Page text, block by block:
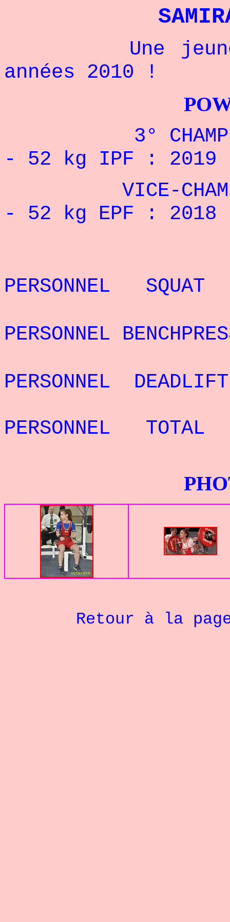
Une jeune
années 2010 !
3°
- 52 kg IPF : 2019
VICE-
- 52 kg EPF : 2018
PERSONNEL
PERSONNEL
PERSONNEL
PERSONNEL
PHOTOS
Retour à la